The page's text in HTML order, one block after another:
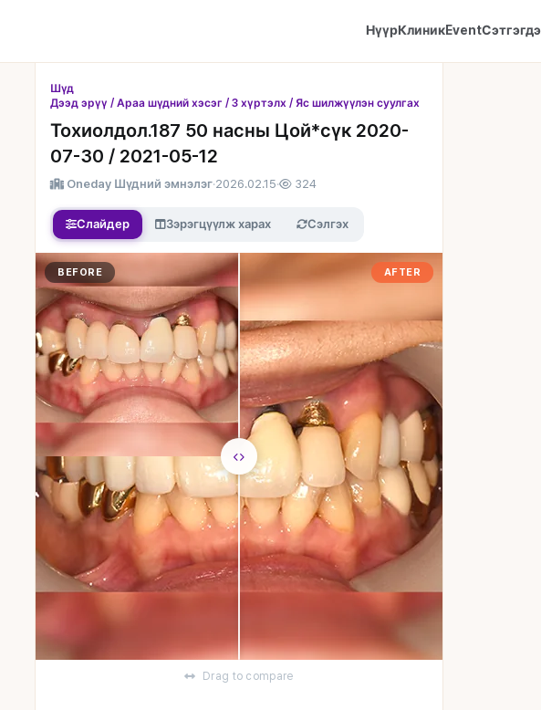
НүүрКлиникEvent
Шүд
Дээд эрүү / Араа шүдний хэсэг / 3 хүртэлх / Яс шилжүүлэн суулгах
Тохиолдол.187 50 насны Цой*сүк 2020-
07-30 / 2021-05-12
Oneday Шүдний эмнэлэг·2026.02.15· 324
Слайдер Зэрэгцүүлж харах Сэлгэх
AFTER
BEFORE
Drag to compare